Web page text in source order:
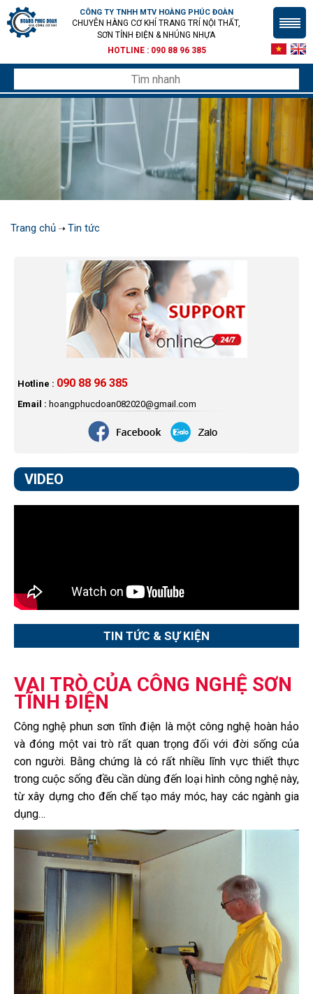
CÔNG TY TNHH MTV HOÀNG PHÚC ĐOÀN
CHUYÊN HÀNG CƠ KHÍ TRANG TRÍ NỘI THẤT,
SƠN TỈNH ĐIỆN & NHÚNG NHỰA
HOTLINE : 090 88 96 385
Trang chủ ➝ Tin tức
Hotline : 090 88 96 385
Email : hoangphucdoan082020@gmail.com
VIDEO
TIN TỨC & SỰ KIỆN
VAI TRÒ CỦA CÔNG NGHỆ SƠN
TĨNH ĐIỆN
Công nghệ phun sơn tĩnh điện là một công nghệ hoàn hảo
và đóng một vai trò rất quan trọng đối với đời sống của
con người. Bằng chứng là có rất nhiều lĩnh vực thiết thực
trong cuộc sống đều cần dùng đến loại hình công nghệ này,
từ xây dựng cho đến chế tạo máy móc, hay các ngành gia
dụng…